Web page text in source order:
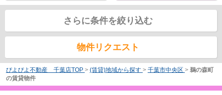
さらに条件を絞り込む
物件リクエスト
ぴよぴよ不動産 千葉店TOP > (賃貸)地域から探す > 千葉市中央区 > 鵜の森町
の賃貸物件